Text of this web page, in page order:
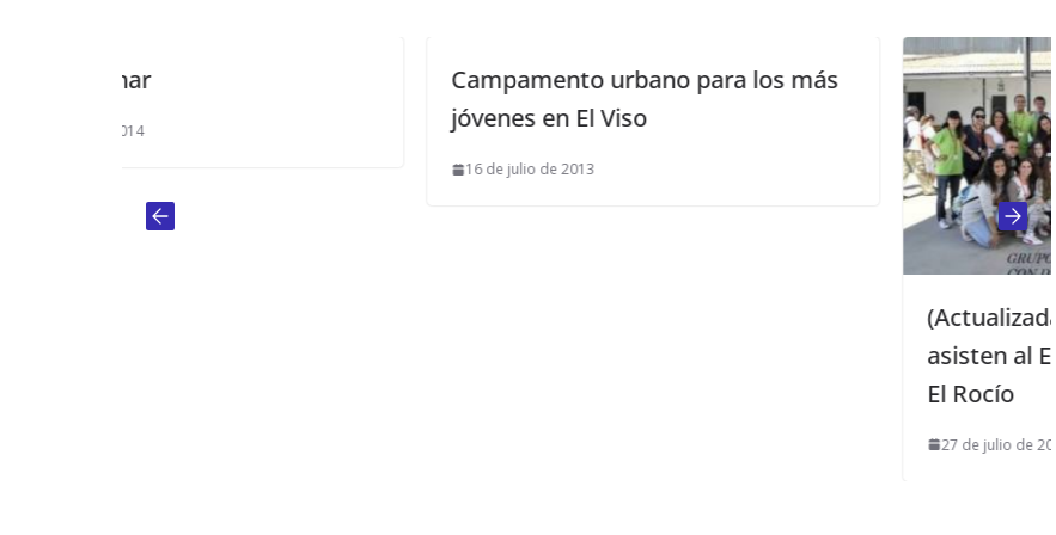
Campamento urbano para los más
(Actualizada) 40 jóvenes de Mairena
asisten al Encuentro de la JMJ’13 en